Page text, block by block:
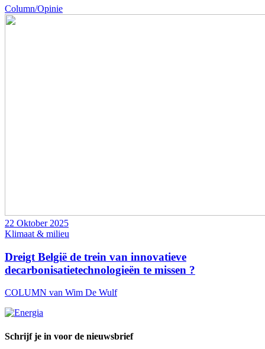
Column/Opinie
22 Oktober 2025
Klimaat & milieu
Dreigt België de trein van innovatieve
decarbonisatietechnologieën te missen ?
COLUMN van Wim De Wulf
Schrijf je in voor de nieuwsbrief